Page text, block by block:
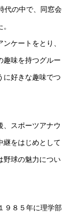
代の中で、同窓会
ケートをとり、
趣味を持つグルー
に好きな趣味でつ
スポーツアナウ
継をはじめとして
野球の魅力につい
９８５年に理学部